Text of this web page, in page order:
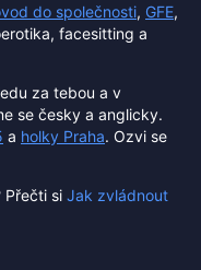
do společnosti, GFE,
facesitting a
za tebou a v
se česky a anglicky.
a holky Praha. Ozvi se
Přečti si Jak zvládnout